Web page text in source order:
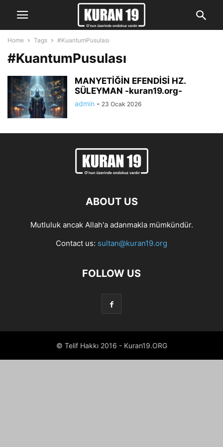
Home Tags #KuantumPusulası
#KuantumPusulası
MANYETİĞİN EFENDİSİ HZ.
SÜLEYMAN -kuran19.org-
admin - 23 Ocak 2026
ABOUT US
Mutluluk ancak Allah'a adanmakla mümkündür.
Contact us: sultan@kuran19.org
FOLLOW US
© Telif Hakkı 2016 - Kuran19.ORG